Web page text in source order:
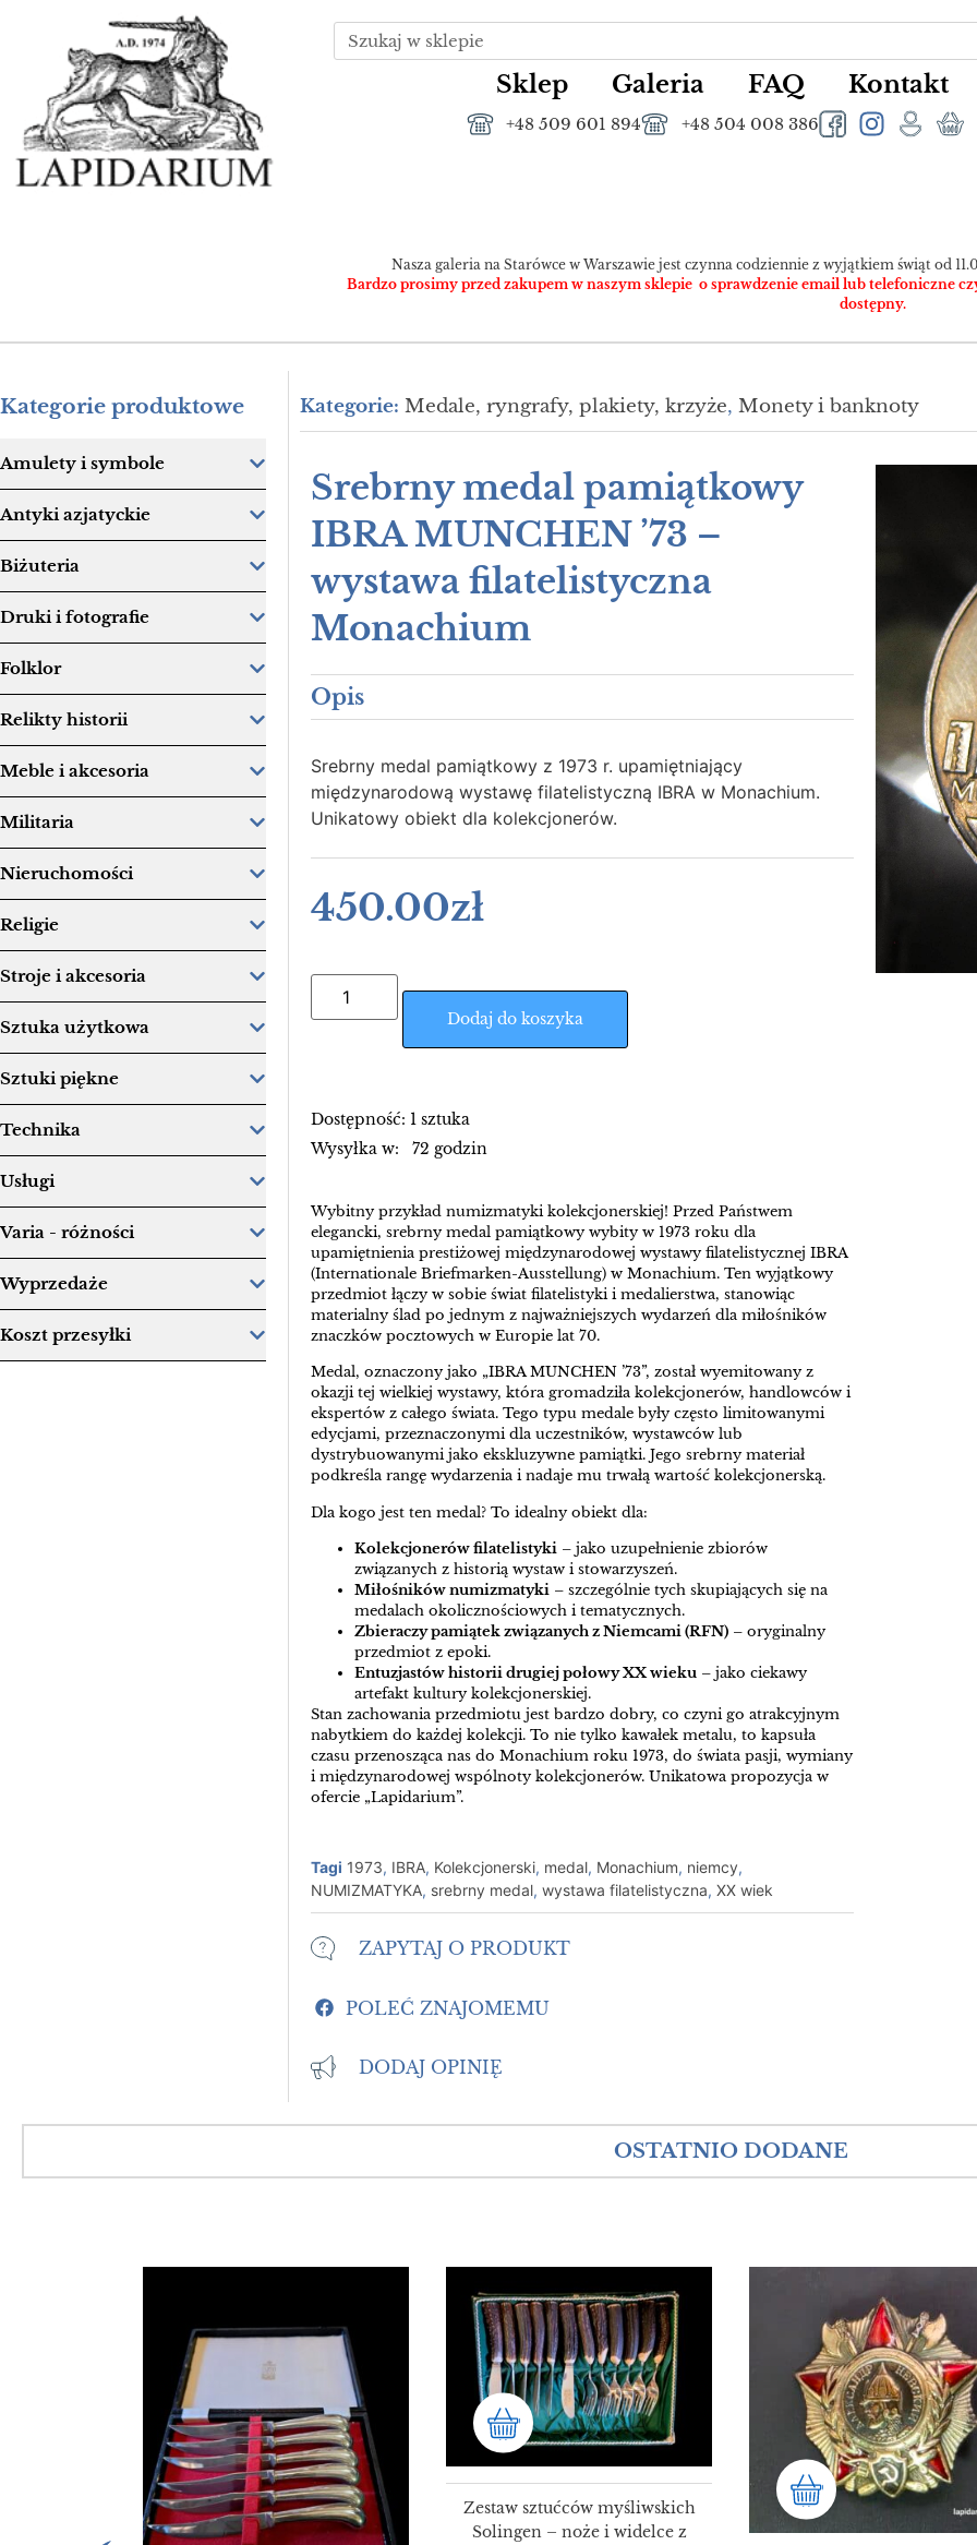
Sklep Galeria FAQ Kontakt
+48 509 601 894 +48 504 008 386
Nasza galeria na Starówce w Warszawie jest czynna codziennie z wyjątkiem świąt od
Bardzo prosimy przed zakupem w naszym sklepie o sprawdzenie email lub telefoniczne
dostępny.
Kategorie produktowe
Amulety i symbole
Antyki azjatyckie
Biżuteria
Druki i fotografie
Folklor
Relikty historii
Meble i akcesoria
Militaria
Nieruchomości
Religie
Stroje i akcesoria
Sztuka użytkowa
Sztuki piękne
Technika
Usługi
Varia - różności
Wyprzedaże
Koszt przesyłki
Kategorie: Medale, ryngrafy, plakiety, krzyże, Monety i banknoty
Srebrny medal pamiątkowy
IBRA MUNCHEN ’73 –
wystawa filatelistyczna
Monachium
Opis
Srebrny medal pamiątkowy z 1973 r. upamiętniający
międzynarodową wystawę filatelistyczną IBRA w Monachium.
Unikatowy obiekt dla kolekcjonerów.
450.00zł
Dodaj do koszyka
Dostępność: 1 sztuka
Wysyłka w: 72 godzin
Wybitny przykład numizmatyki kolekcjonerskiej! Przed Państwem
elegancki, srebrny medal pamiątkowy wybity w 1973 roku dla
upamiętnienia prestiżowej międzynarodowej wystawy filatelistycznej IBRA
(Internationale Briefmarken-Ausstellung) w Monachium. Ten wyjątkowy
przedmiot łączy w sobie świat filatelistyki i medalierstwa, stanowiąc
materialny ślad po jednym z najważniejszych wydarzeń dla miłośników
znaczków pocztowych w Europie lat 70.
Medal, oznaczony jako „IBRA MUNCHEN ’73”, został wyemitowany z
okazji tej wielkiej wystawy, która gromadziła kolekcjonerów, handlowców i
ekspertów z całego świata. Tego typu medale były często limitowanymi
edycjami, przeznaczonymi dla uczestników, wystawców lub
dystrybuowanymi jako ekskluzywne pamiątki. Jego srebrny materiał
podkreśla rangę wydarzenia i nadaje mu trwałą wartość kolekcjonerską.
Dla kogo jest ten medal? To idealny obiekt dla:
Kolekcjonerów filatelistyki – jako uzupełnienie zbiorów
związanych z historią wystaw i stowarzyszeń.
Miłośników numizmatyki – szczególnie tych skupiających się na
medalach okolicznościowych i tematycznych.
Zbieraczy pamiątek związanych z Niemcami (RFN) – oryginalny
przedmiot z epoki.
Entuzjastów historii drugiej połowy XX wieku – jako ciekawy
artefakt kultury kolekcjonerskiej.
Stan zachowania przedmiotu jest bardzo dobry, co czyni go atrakcyjnym
nabytkiem do każdej kolekcji. To nie tylko kawałek metalu, to kapsuła
czasu przenosząca nas do Monachium roku 1973, do świata pasji, wymiany
i międzynarodowej wspólnoty kolekcjonerów. Unikatowa propozycja w
ofercie „Lapidarium”.
Tagi 1973, IBRA, Kolekcjonerski, medal, Monachium, niemcy,
NUMIZMATYKA, srebrny medal, wystawa filatelistyczna, XX wiek
ZAPYTAJ O PRODUKT
POLEĆ ZNAJOMEMU
DODAJ OPINIĘ
OSTATNIO DODANE
Zestaw sztućców myśliwskich
Solingen – noże i widelce z